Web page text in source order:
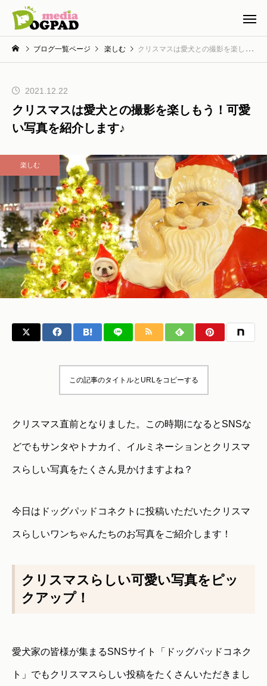
ブログ一覧ページ 楽しむ クリスマスは愛犬との撮影を楽しもう！可愛い写真を紹介します♪
2021.12.22
クリスマスは愛犬との撮影を楽しもう！可愛
い写真を紹介します♪
楽しむ
この記事のタイトルとURLをコピーする
クリスマス直前となりました。この時期になるとSNSな
どでもサンタやトナカイ、イルミネーションとクリスマ
スらしい写真をたくさん見かけますよね？
今日はドッグパッドコネクトに投稿いただいたクリスマ
スらしいワンちゃんたちのお写真をご紹介します！
クリスマスらしい可愛い写真をピッ
クアップ！
愛犬家の皆様が集まるSNSサイト 「ドッグパッドコネク
ト」 でもクリスマスらしい投稿をたくさんいただきまし